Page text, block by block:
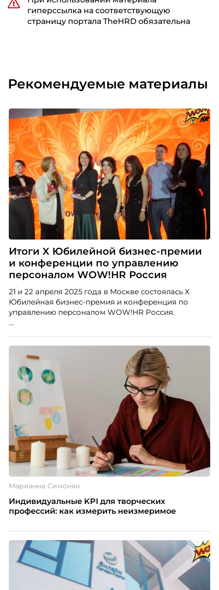
гиперссылка на соответствующую
страницу портала TheHRD обязательна
Рекомендуемые материалы
Итоги X Юбилейной бизнес-премии
и конференции по управлению
персоналом WOW!HR Россия
21 и 22 апреля 2025 года в Москве состоялась X
Юбилейная бизнес-премия и конференция по
управлению персоналом WOW!HR Россия.
номинантов и гостей мероприятия.
Марианна Симонян
Индивидуальные KPI для творческих
профессий: как измерить неизмеримое